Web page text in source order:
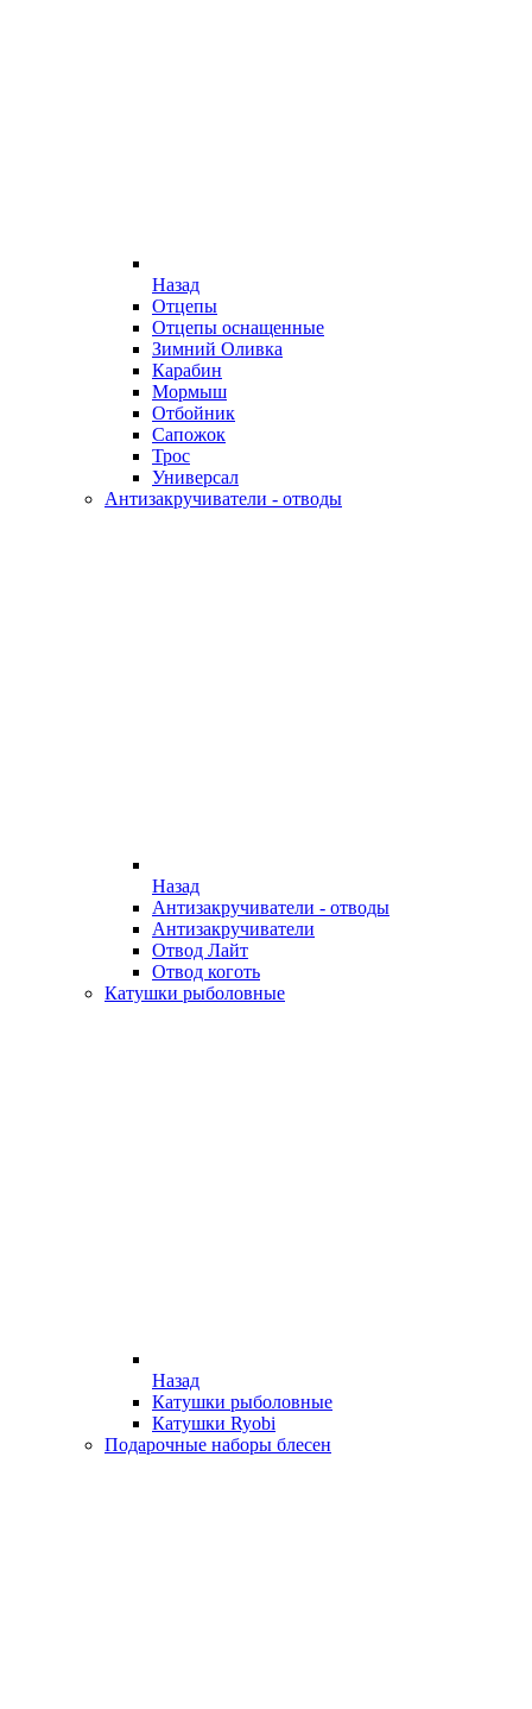
Назад
Отцепы
Отцепы оснащенные
Зимний Оливка
Карабин
Мормыш
Отбойник
Сапожок
Трос
Универсал
Антизакручиватели - отводы
Назад
Антизакручиватели - отводы
Антизакручиватели
Отвод Лайт
Отвод коготь
Катушки рыболовные
Назад
Катушки рыболовные
Катушки Ryobi
Подарочные наборы блесен